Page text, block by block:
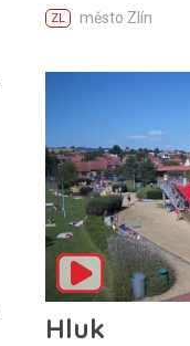
ZL město Zlín
Hluk